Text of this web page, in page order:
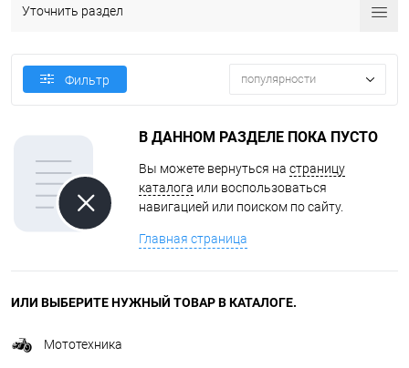
Уточнить раздел
Фильтр популярности
В ДАННОМ РАЗДЕЛЕ ПОКА ПУСТО
Вы можете вернуться на страницу
каталога или воспользоваться
навигацией или поиском по сайту.
Главная страница
ИЛИ ВЫБЕРИТЕ НУЖНЫЙ ТОВАР В КАТАЛОГЕ.
Мототехника